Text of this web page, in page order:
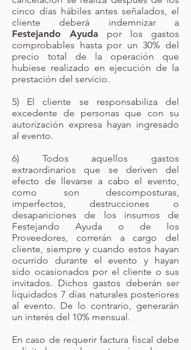
cinco días hábiles antes señalados, el
cliente deberá indemnizar a
Festejando Ayuda por los gastos
comprobables hasta por un 30% del
precio total de la operación que
hubiese realizado en ejecución de la
prestación del servicio.
5) El cliente se responsabiliza del
excedente de personas que con su
autorización expresa hayan ingresado
al evento.
6) Todos aquellos gastos
extraordinarios que se deriven del
efecto de llevarse a cabo el evento,
como son descomposturas,
imperfectos, destrucciones o
desapariciones de los insumos de
Festejando Ayuda o de los
Proveedores, correrán a cargo del
cliente, siempre y cuando estos hayan
ocurrido durante el evento y hayan
sido ocasionados por el cliente o sus
invitados. Dichos gastos deberán ser
liquidados 7 días naturales posteriores
al evento. De lo contrario, generarán
un interés del 10% mensual.
En caso de requerir factura fiscal debe